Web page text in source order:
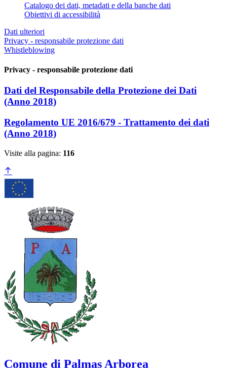
Catalogo dei dati, metadati e della banche dati
Obiettivi di accessibilità
Dati ulteriori
Privacy - responsabile protezione dati
Whistleblowing
Privacy - responsabile protezione dati
Dati del Responsabile della Protezione dei Dati
(Anno 2018)
Regolamento UE 2016/679 - Trattamento dei dati
(Anno 2018)
Visite alla pagina: 116
Comune di Palmas Arborea